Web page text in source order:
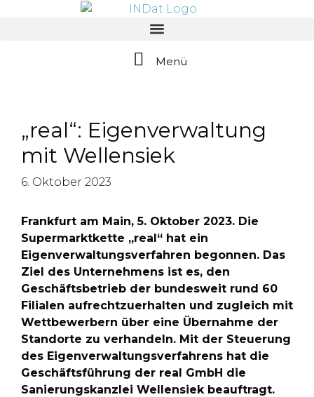
Menü
„real“: Eigenverwaltung
mit Wellensiek
6. Oktober 2023
Frankfurt am Main, 5. Oktober 2023. Die
Supermarktkette „real“ hat ein
Eigenverwaltungsverfahren begonnen. Das
Ziel des Unternehmens ist es, den
Geschäftsbetrieb der bundesweit rund 60
Filialen aufrechtzuerhalten und zugleich mit
Wettbewerbern über eine Übernahme der
Standorte zu verhandeln. Mit der Steuerung
des Eigenverwaltungsverfahrens hat die
Geschäftsführung der real GmbH die
Sanierungskanzlei Wellensiek beauftragt.